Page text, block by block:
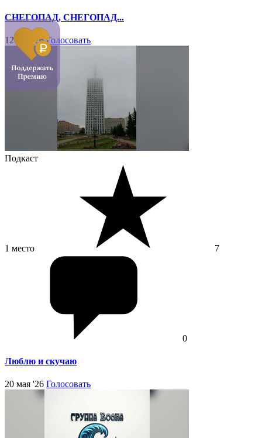
СНЕГОПАД, СНЕГОПАД...
12 мая '26 Голосовать
Подкаст
1 место 7
0
Люблю и скучаю
20 мая '26 Голосовать